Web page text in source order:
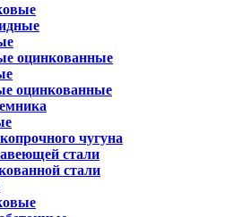
оцинкованные
оцинкованные
чугуна
стали
стали